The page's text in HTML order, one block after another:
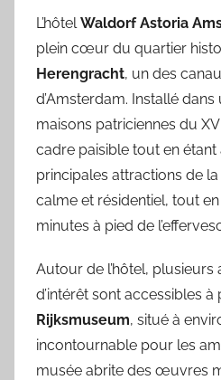
L’hôtelWaldorf Astoria
plein cœur du quartier
Herengracht, un des
d’Amsterdam. Installé dans
maisons patriciennes du
cadre paisible tout en étant
principales attractions de
calme et résidentiel, tout
minutes à pied de
Autour de l’hôtel, plusieurs
d’intérêt sont accessibles à
Rijksmuseum, situé à
incontournable pour les
musée abrite des œuvres